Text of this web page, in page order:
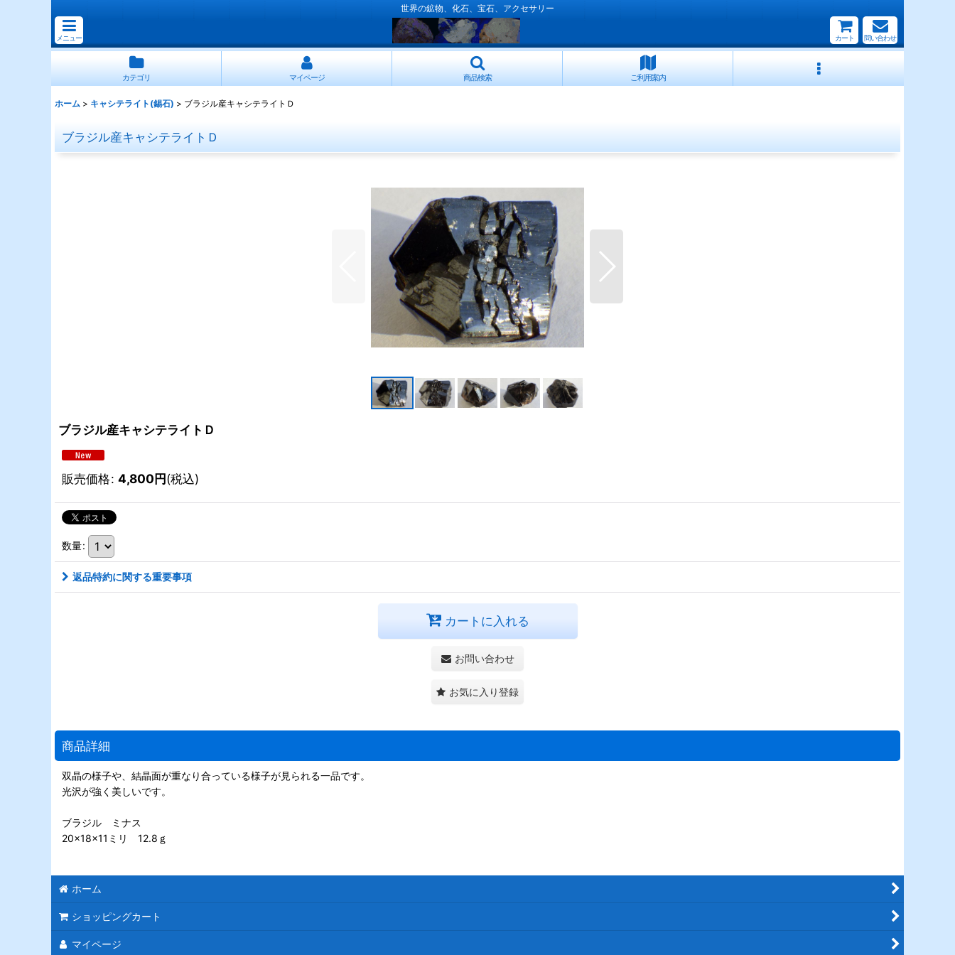
世界の鉱物、化石、宝石、アクセサリー
メニュー カート 問い合わせ
カテゴリ マイページ 商品検索 ご利用案内
ホーム > キャシテライト(錫石) > ブラジル産キャシテライトＤ
ブラジル産キャシテライトＤ
ブラジル産キャシテライトＤ
販売価格: 4,800円(税込)
数量:
返品特約に関する重要事項
カートに入れる
お問い合わせ
お気に入り登録
商品詳細
双晶の様子や、結晶面が重なり合っている様子が見られる一品です。
光沢が強く美しいです。
ブラジル ミナス
20×18×11ミリ 12.8ｇ
ホーム
ショッピングカート
マイページ